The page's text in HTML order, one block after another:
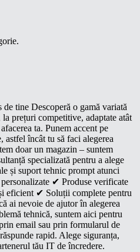
tine Descoperă o gamă variată
prețuri competitive, adaptate atât
ta. Punem accent pe
astfel încât tu să faci alegerea
doar un magazin – suntem
specializată pentru a alege
și suport tehnic prompt atunci
✔ Produse verificate
eficient ✔ Soluții complete pentru
ai nevoie de ajutor în alegerea
tehnică, suntem aici pentru
email sau prin formularul de
rapid. Alege siguranța,
tău IT de încredere.